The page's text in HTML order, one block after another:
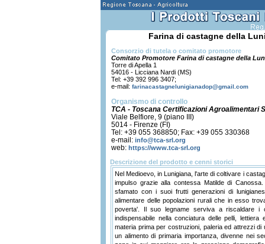
Farina di castagne della
Consorzio di tutela o comitato promotore
Comitato Promotore Farina di castagne della
Torre di Apella 1
54016 - Licciana Nardi (MS)
Tel: +39 392 996 3407;
e-mail: farinacastagnelunigianadop@gmail.com
Organismo di controllo
TCA - Toscana Certificazioni Agroalimentari
Viale Belfiore, 9 (piano III)
5014 - Firenze (FI)
Tel: +39 055 368850; Fax: +39 055 330368
e-mail: info@tca-srl.org
web: https://www.tca-srl.org
Descrizione del prodotto e cenni storici
Nel Medioevo, in Lunigiana, l'arte di coltivare i
impulso grazie alla contessa Matilde di
sfamato con i suoi frutti generazioni di
alimentare delle popolazioni rurali che in esso
poverta'. Il suo legname serviva a riscaldare i
indispensabile nella conciatura delle pelli, lettiera
materia prima per costruzioni, paleria ed attrezzi di
un alimento di primaria importanza, divenne nei